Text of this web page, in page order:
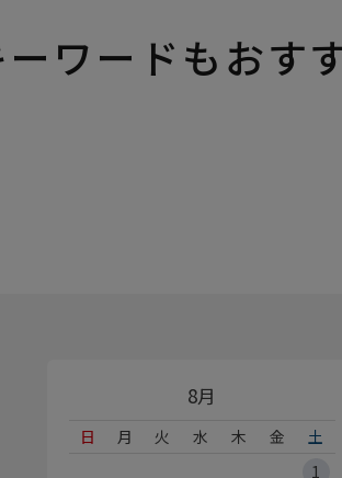
ワードもおす
8月
日 月 火 水 木 金
土
1